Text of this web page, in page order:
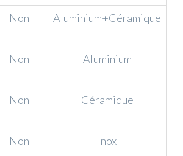
Non Aluminium+Céramique
Non Aluminium
Non Céramique
Non Inox